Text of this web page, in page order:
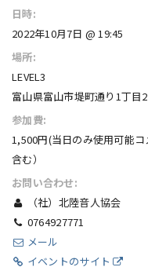
日時:
2022年10月7日 @ 19:45
場所:
LEVEL3
富山県富山市堤町通り1丁目
参加費:
1,500円(当日のみ使用可能
含む）
お問い合わせ:
（社）北陸音人協会
0764927771
メール
イベントのサイト